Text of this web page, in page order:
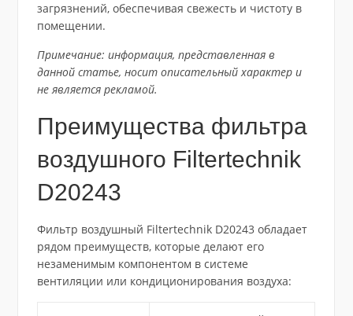
загрязнений, обеспечивая свежесть и чистоту в
помещении.
Примечание: информация, представленная в
данной статье, носит описательный характер и
не является рекламой.
Преимущества фильтра
воздушного Filtertechnik
D20243
Фильтр воздушный Filtertechnik D20243 обладает
рядом преимуществ, которые делают его
незаменимым компонентом в системе
вентиляции или кондиционирования воздуха: